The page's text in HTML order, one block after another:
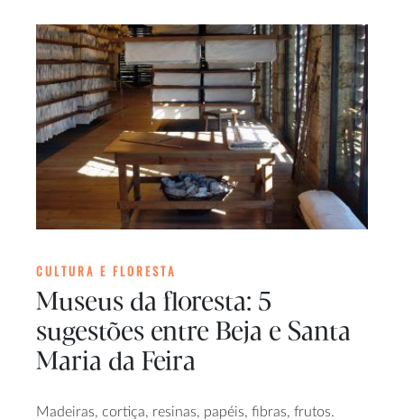
CULTURA E FLORESTA
Museus da floresta: 5
sugestões entre Beja e Santa
Maria da Feira
Madeiras, cortiça, resinas, papéis, fibras, frutos.